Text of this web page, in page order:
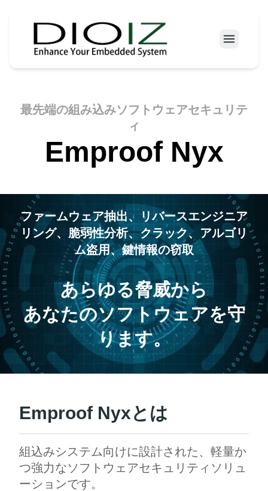
会社案内
お問い合わせ
最先端の組み込みソフトウェアセキュリテ
ィ
Emproof Nyx
ファームウェア抽出、リバースエンジニア
リング、脆弱性分析、クラック、アルゴリ
ム盗用、鍵情報の窃取
あらゆる脅威から
あなたのソフトウェアを守
ります。
Emproof Nyxとは
組込みシステム向けに設計された、軽量か
つ強力なソフトウェアセキュリティソリュ
ーションです。